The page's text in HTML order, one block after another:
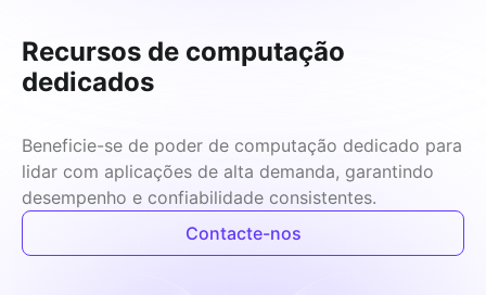
Recursos de computação
dedicados
Beneficie-se de poder de computação dedicado para
lidar com aplicações de alta demanda, garantindo
desempenho e confiabilidade consistentes.
Contacte-nos